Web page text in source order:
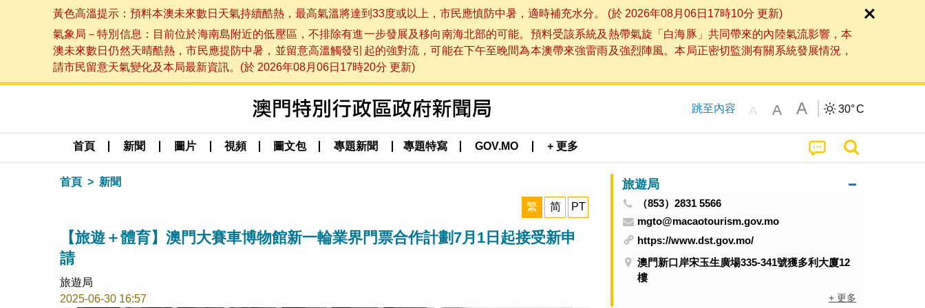
黃色高溫提示：預料本澳未來數日天氣持續酷熱，最高氣溫將達到33度或以上，市民應慎防中暑，適時補充水分。 (於 2026年08月06日17時10分 更新)
氣象局－特別信息：目前位於海南島附近的低壓區，不排除有進一步發展及移向南海北部的可能。預料受該系統及熱帶氣旋「白海豚」共同帶來的內陸氣流影響，本
澳未來數日仍然天晴酷熱，市民應提防中暑，並留意高溫觸發引起的強對流，可能在下午至晚間為本澳帶來強雷雨及強烈陣風。本局正密切監測有關系統發展情況，
請市民留意天氣變化及本局最新資訊。(於 2026年08月06日17時20分 更新)
跳至內容 A A A 30°C
首頁 新聞 圖片 視頻 圖文包 專題新聞 專題特寫 GOV.MO + 更多
首頁 新聞
繁 简 PT
【旅遊＋體育】澳門大賽車博物館新一輪業界門票合作計劃7月1日起接受新申
請
旅遊局
2025-06-30 16:57
旅遊局
（853）2831 5566
mgto@macaotourism.gov.mo
https://www.dst.gov.mo/
澳門新口岸宋玉生廣場335-341號獲多利大廈12
樓
+ 更多